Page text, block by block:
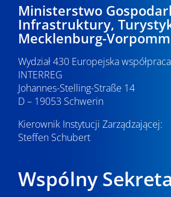
Ministerstwo
Infrastruktury,
Mecklenburg-
Wydział 430 Europejska
INTERREG
Johannes-Stelling-Straße 14
D – 19053 Schwerin
Kierownik Instytucji Zarządzającej:
Steffen Schubert
Wspólny